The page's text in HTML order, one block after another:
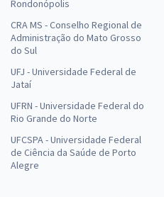
Rondonópolis
CRA MS - Conselho Regional de
Administração do Mato Grosso
do Sul
UFJ - Universidade Federal de
Jataí
UFRN - Universidade Federal do
Rio Grande do Norte
UFCSPA - Universidade Federal
de Ciência da Saúde de Porto
Alegre